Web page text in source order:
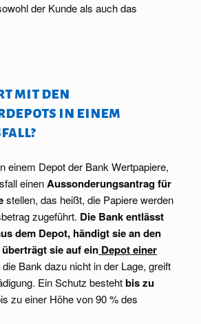
der Kunde als auch das
mit den
in einem
einem Depot der Bank Wertpapiere,
einenAussonderungsantrag für
stellen, das heißt, die Papiere werden
zugeführt. Die Bank entlässt
dem Depot, händigt sie an den
sie auf ein Depot einer
die Bank dazu nicht in der Lage, greift
Ein Schutz bestehtbis zu
zu einer Höhe von 90 % des